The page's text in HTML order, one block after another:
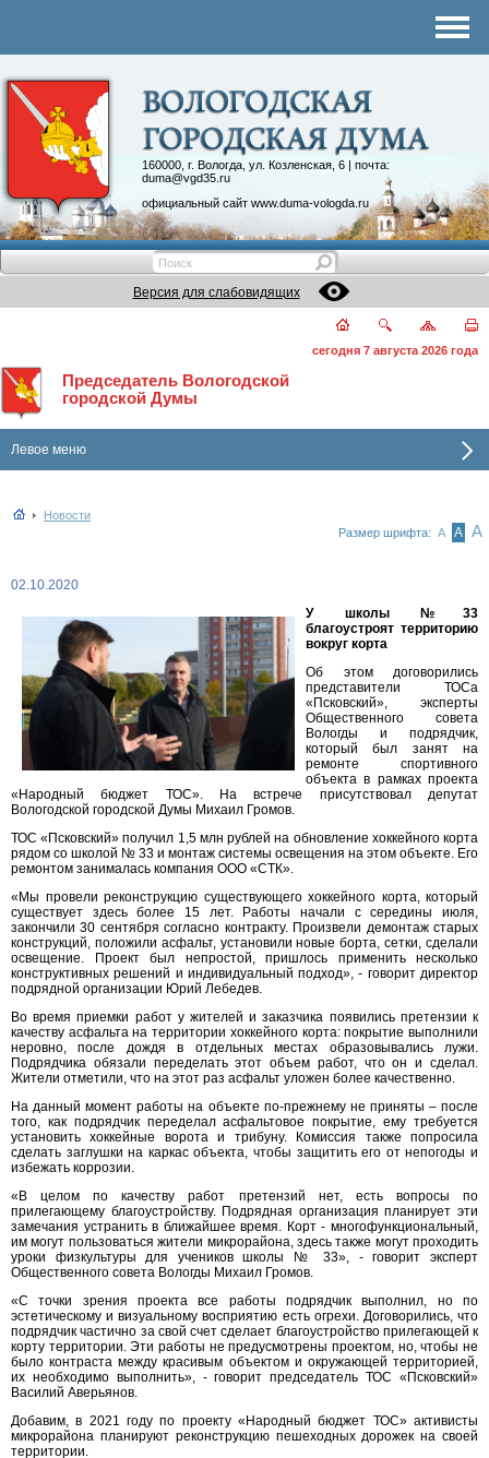
160000, г. Вологда, ул. Козленская, 6 | почта:
duma@vgd35.ru
официальный сайт www.duma-vologda.ru
Контакты
Депутатские объединения
Версия для слабовидящих
сегодня 7 августа 2026 года
Председатель Вологодской
городской Думы
Левое меню
Новости
Размер шрифта: А А А
02.10.2020
У школы №33
благоустроят территорию
вокруг корта
Об этом договорились
представители ТОСа
«Псковский», эксперты
Общественного совета
Вологды и подрядчик,
который был занят на
ремонте спортивного
объекта в рамках проекта
«Народный бюджет ТОС». На встрече присутствовал депутат
Вологодской городской Думы Михаил Громов.
ТОС «Псковский» получил 1,5 млн рублей на обновление хоккейного корта
рядом со школой № 33 и монтаж системы освещения на этом объекте. Его
ремонтом занималась компания ООО «СТК».
«Мы провели реконструкцию существующего хоккейного корта, который
существует здесь более 15 лет. Работы начали с середины июля,
закончили 30 сентября согласно контракту. Произвели демонтаж старых
конструкций, положили асфальт, установили новые борта, сетки, сделали
освещение. Проект был непростой, пришлось применить несколько
конструктивных решений и индивидуальный подход», - говорит директор
подрядной организации Юрий Лебедев.
Во время приемки работ у жителей и заказчика появились претензии к
качеству асфальта на территории хоккейного корта: покрытие выполнили
неровно, после дождя в отдельных местах образовывались лужи.
Подрядчика обязали переделать этот объем работ, что он и сделал.
Жители отметили, что на этот раз асфальт уложен более качественно.
На данный момент работы на объекте по-прежнему не приняты – после
того, как подрядчик переделал асфальтовое покрытие, ему требуется
установить хоккейные ворота и трибуну. Комиссия также попросила
сделать заглушки на каркас объекта, чтобы защитить его от непогоды и
избежать коррозии.
«В целом по качеству работ претензий нет, есть вопросы по
прилегающему благоустройству. Подрядная организация планирует эти
замечания устранить в ближайшее время. Корт - многофункциональный,
им могут пользоваться жители микрорайона, здесь также могут проходить
уроки физкультуры для учеников школы № 33», - говорит эксперт
Общественного совета Вологды Михаил Громов.
«С точки зрения проекта все работы подрядчик выполнил, но по
эстетическому и визуальному восприятию есть огрехи. Договорились, что
подрядчик частично за свой счет сделает благоустройство прилегающей к
корту территории. Эти работы не предусмотрены проектом, но, чтобы не
было контраста между красивым объектом и окружающей территорией,
их необходимо выполнить», - говорит председатель ТОС «Псковский»
Василий Аверьянов.
Добавим, в 2021 году по проекту «Народный бюджет ТОС» активисты
микрорайона планируют реконструкцию пешеходных дорожек на своей
территории.